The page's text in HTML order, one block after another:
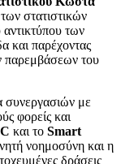
στατιστικών
των
και παρέχοντας
παρεμβάσεων του
συνεργασιών με
φορείς και
και το Smart
νοημοσύνη και η
δράσεις